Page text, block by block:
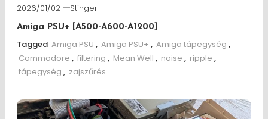
2026/01/02 Stinger
Amiga PSU+ [A500-A600-A1200]
Tagged Amiga PSU , Amiga PSU+ , Amiga tápegység ,
Commodore , filtering , Mean Well , noise , ripple ,
tápegység , zajszűrés